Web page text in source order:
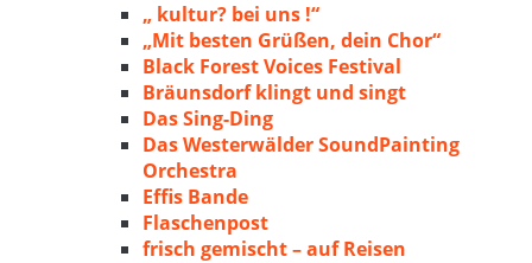
„ kultur? bei uns !“
„Mit besten Grüßen, dein Chor“
Black Forest Voices Festival
Bräunsdorf klingt und singt
Das Sing-Ding
Das Westerwälder SoundPainting
Orchestra
Effis Bande
Flaschenpost
frisch gemischt – auf Reisen